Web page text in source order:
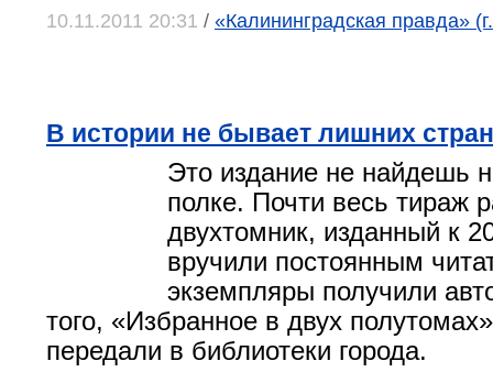
10.11.2011 20:31 / «Калининградская правда»
В истории не бывает лишних
Это издание не найдешь
полке. Почти весь тираж
двухтомник, изданный к
вручили постоянным
экземпляры получили
того, «Избранное в двух
передали в библиотеки города.